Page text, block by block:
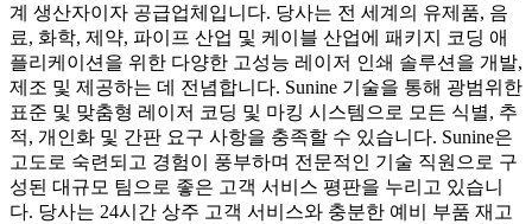
계 생산자이자 공급업체입니다. 당사는 전 세계의 유제품, 음
료, 화학, 제약, 파이프 산업 및 케이블 산업에 패키지 코딩 애
플리케이션을 위한 다양한 고성능 레이저 인쇄 솔루션을 개발,
제조 및 제공하는 데 전념합니다. Sunine 기술을 통해 광범위한
표준 및 맞춤형 레이저 코딩 및 마킹 시스템으로 모든 식별, 추
적, 개인화 및 간판 요구 사항을 충족할 수 있습니다. Sunine은
고도로 숙련되고 경험이 풍부하며 전문적인 기술 직원으로 구
성된 대규모 팀으로 좋은 고객 서비스 평판을 누리고 있습니
다. 당사는 24시간 상주 고객 서비스와 충분한 예비 부품 재고